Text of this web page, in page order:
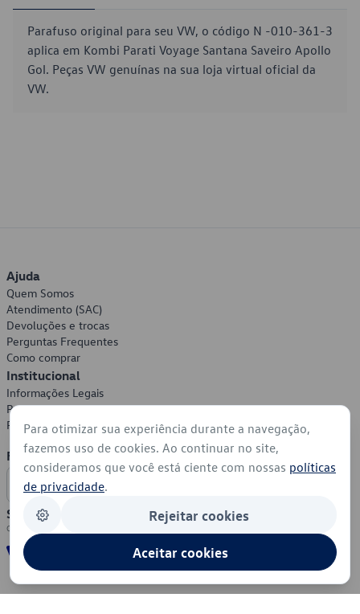
Parafuso original para seu VW, o código N -010-361-3
aplica em Kombi Parati Voyage Santana Saveiro Apollo
Gol. Peças VW genuínas na sua loja virtual oficial da
VW.
Ajuda
Quem Somos
Atendimento (SAC)
Devoluções e trocas
Perguntas Frequentes
Como comprar
Institucional
Informações Legais
Política de Privacidade
Política de Cookies
Formas de Pagamento
Segurança
Para otimizar sua experiência durante a navegação,
fazemos uso de cookies. Ao continuar no site,
consideramos que você está ciente com nossas políticas
de privacidade.
Rejeitar cookies
Aceitar cookies